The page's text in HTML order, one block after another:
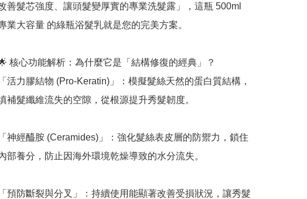
善髮芯強度、讓頭髮變厚實的專業洗髮露」，這瓶 500ml
業大容量 的綠瓶浴髮乳就是您的完美方案。
核心功能解析：為什麼它是「結構修復的經典」？
「活力膠結物 (Pro-Keratin)」：模擬髮絲天然的蛋白質結構，
補髮纖維流失的空隙，從根源提升秀髮韌度。
「神經醯胺 (Ceramides)」：強化髮絲表皮層的防禦力，鎖住
部養分，防止因海外環境乾燥導致的水分流失。
「預防斷裂與分叉」：持續使用能顯著改善受損狀況，讓秀髮